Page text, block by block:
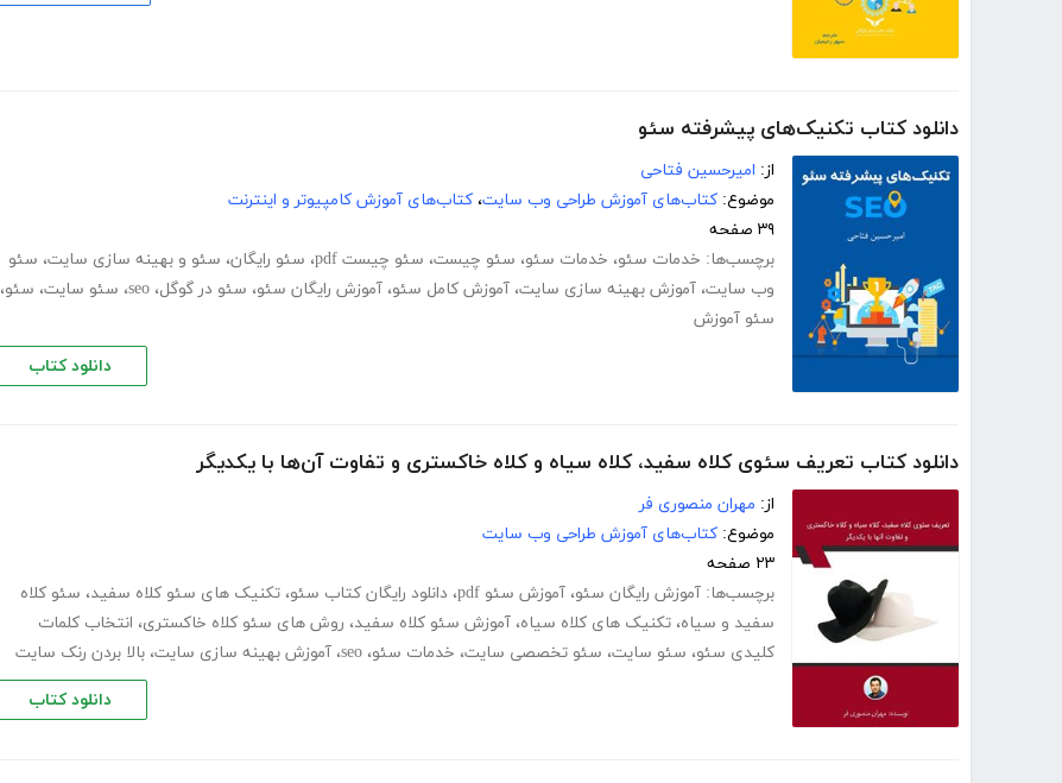
دانلود کتاب تکنیک‌های پیشرفته سئو
از: امیرحسین فتاحی
موضوع: کتاب‌های آموزش طراحی وب سایت، کتاب‌های آموزش کامپیوتر و اینترنت
۳۹ صفحه
برچسب‌ها: خدمات سئو، خدمات سئو، سئو چیست، سئو چیست pdf ، سئو رایگان، سئو و بهینه سازی سایت، سئو
وب سایت، آموزش بهینه سازی سایت، آموزش کامل سئو، آموزش رایگان سئو، سئو در گوگل، seo، سئو سایت، سئو،
سئو آموزش
دانلود کتاب
دانلود کتاب تعریف سئوی کلاه سفید، کلاه سیاه و کلاه خاکستری و تفاوت آن‌ها با یکدیگر
از: مهران منصوری فر
موضوع: کتاب‌های آموزش طراحی وب سایت
۲۳ صفحه
برچسب‌ها: آموزش رایگان سئو، آموزش سئو pdf ، دانلود رایگان کتاب سئو، تکنیک های سئو کلاه سفید، سئو کلاه
سفید و سیاه، تکنیک های کلاه سیاه، آموزش سئو کلاه سفید، روش های سئو کلاه خاکستری، انتخاب کلمات
کلیدی سئو، سئو سایت، سئو تخصصی سایت، خدمات سئو، seo، آموزش بهینه سازی سایت، بالا بردن رنک سایت
دانلود کتاب